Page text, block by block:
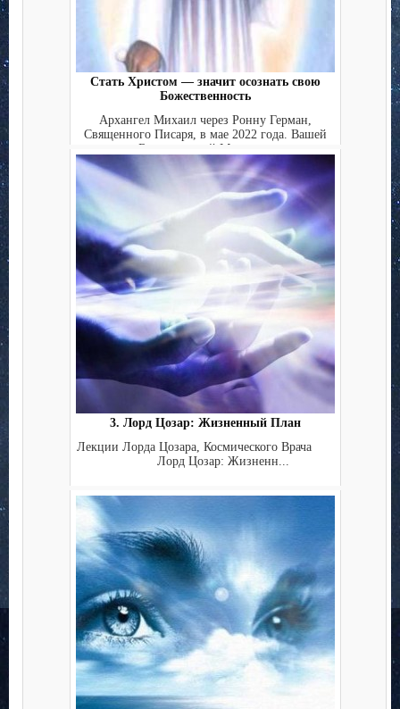
Стать Христом — значит осознать свою
Божественность
Архангел Михаил через Ронну Герман,
Священного Писаря, в мае 2022 года. Вашей
Божественной Миссие...
3. Лорд Цозар: Жизненный План
Лекции Лорда Цозара, Космического Врача
Лорд Цозар: Жизненн...